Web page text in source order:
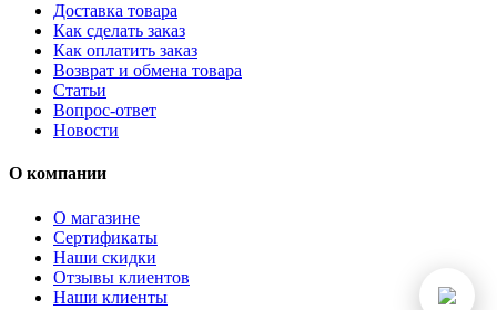
Доставка товара
Как сделать заказ
Как оплатить заказ
Возврат и обмена товара
Статьи
Вопрос-ответ
Новости
О компании
О магазине
Сертификаты
Наши скидки
Отзывы клиентов
Наши клиенты